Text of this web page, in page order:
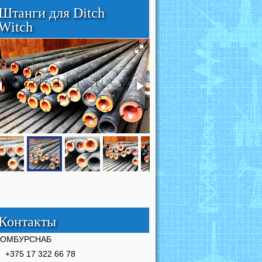
для Ditch
+375 17 322 66 78